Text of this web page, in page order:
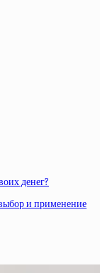
денег?
и применение